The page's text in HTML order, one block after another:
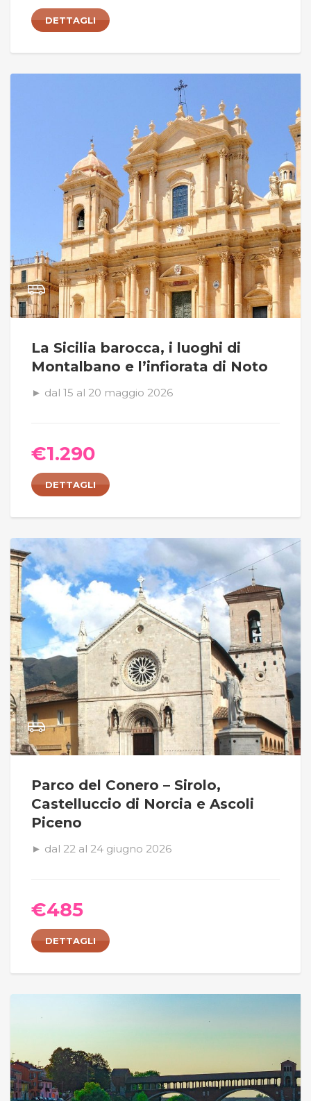
DETTAGLI
La Sicilia barocca, i luoghi di
Montalbano e l’infiorata di Noto
► dal 15 al 20 maggio 2026
€1.290
DETTAGLI
Parco del Conero – Sirolo,
Castelluccio di Norcia e Ascoli
Piceno
► dal 22 al 24 giugno 2026
€485
DETTAGLI